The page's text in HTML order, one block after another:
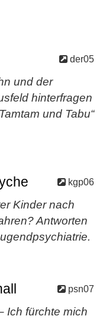
der05
und der
hinterfragen
und Tabu“
kgp06
Kinder nach
Antworten
psn07
Ich fürchte mich